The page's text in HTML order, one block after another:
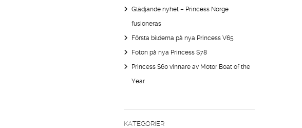
Glädjande nyhet – Princess Norge
fusioneras
Första bilderna på nya Princess V65
Foton på nya Princess S78
Princess S60 vinnare av Motor Boat of the
Year
KATEGORIER